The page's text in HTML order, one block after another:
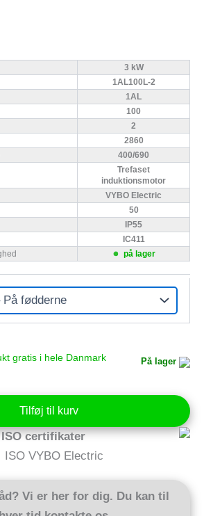
3 kW
1AL100L-2
1AL
100
2
2860
400/690
Trefaset
induktionsmotor
VYBO Electric
50
IP55
IC411
på lager
På lager
Tilføj til kurv
ISO certifikater
Vi er her for dig. Du kan til